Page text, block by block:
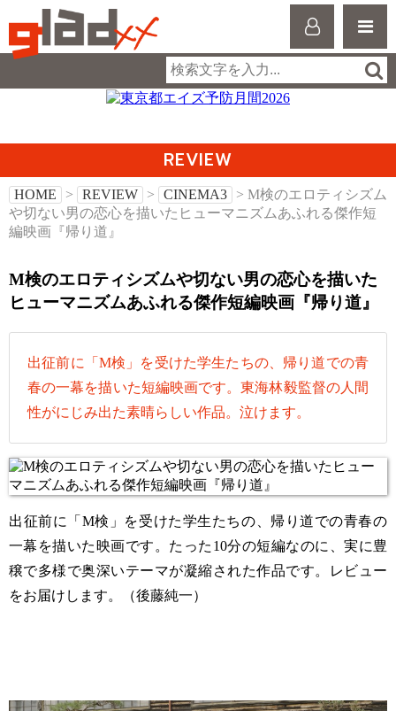
REVIEW
HOME > REVIEW > CINEMA3
> M検のエロティシズム
や切ない男の恋心を描いたヒューマニズムあふれる傑作短
編映画『帰り道』
M検のエロティシズムや切ない男の恋心を描いた
ヒューマニズムあふれる傑作短編映画『帰り道』
出征前に「M検」を受けた学生たちの、帰り道での青
春の一幕を描いた短編映画です。東海林毅監督の人間
性がにじみ出た素晴らしい作品。泣けます。
出征前に「M検」を受けた学生たちの、帰り道での青春の
一幕を描いた映画です。たった10分の短編なのに、実に豊
穣で多様で奥深いテーマが凝縮された作品です。レビュー
をお届けします。（後藤純一）